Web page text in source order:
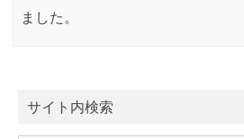
ました。
サイト内検索